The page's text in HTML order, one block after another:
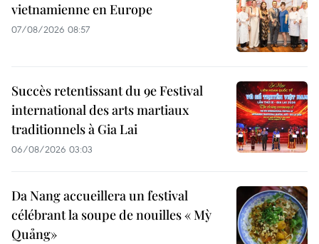
vietnamienne en Europe
07/08/2026 08:57
Succès retentissant du 9e Festival
international des arts martiaux
traditionnels à Gia Lai
06/08/2026 03:03
Da Nang accueillera un festival
célébrant la soupe de nouilles « Mỳ
Quảng»